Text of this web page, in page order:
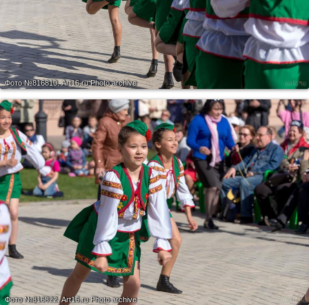
Фото №816810.Art16.ru Photo archive
Фото №816822.Art16.ru Photo archive